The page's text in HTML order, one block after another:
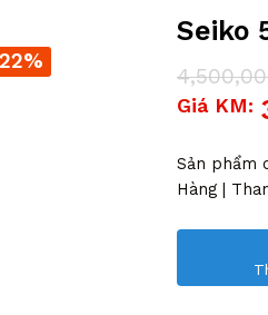
Seiko
Giá
Giá
là:
Giá KM:
Sản phẩm
Hàng |